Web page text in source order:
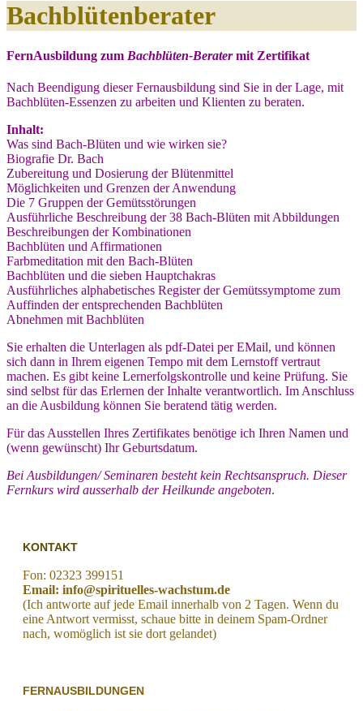
Bachblütenberater
FernAusbildung zum Bachblüten-Beratermit Zertifikat
Nach Beendigung dieser Fernausbildung sind Sie in der Lage, mit
Bachblüten-Essenzen zu arbeiten und Klienten zu beraten.
Inhalt:
Was sind Bach-Blüten und wie wirken sie?
Biografie Dr. Bach
Zubereitung und Dosierung der Blütenmittel
Möglichkeiten und Grenzen der Anwendung
Die 7 Gruppen der Gemütsstörungen
Ausführliche Beschreibung der 38 Bach-Blüten mit Abbildungen
Beschreibungen der Kombinationen
Bachblüten und Affirmationen
Farbmeditation mit den Bach-Blüten
Bachblüten und die sieben Hauptchakras
Ausführliches alphabetisches Register der Gemütssymptome zum
Auffinden der entsprechenden Bachblüten
Abnehmen mit Bachblüten
Sie erhalten die Unterlagen als pdf-Datei per EMail, und können
sich dann in Ihrem eigenen Tempo mit dem Lernstoff vertraut
machen. Es gibt keine Lernerfolgskontrolle und keine Prüfung. Sie
sind selbst für das Erlernen der Inhalte verantwortlich. Im Anschluss
an die Ausbildung können Sie beratend tätig werden.
Für das Ausstellen Ihres Zertifikates benötige ich Ihren Namen und
(wenn gewünscht) Ihr Geburtsdatum.
Bei Ausbildungen/ Seminaren besteht kein Rechtsanspruch. Dieser
Fernkurs wird ausserhalb der Heilkunde angeboten.
KONTAKT
Fon: 02323 399151
Email: info@spirituelles-wachstum.de
(Ich antworte auf jede Email innerhalb von 2 Tagen. Wenn du
eine Antwort vermisst, schaue bitte in deinem Spam-Ordner
nach, womöglich ist sie dort gelandet)
FERNAUSBILDUNGEN